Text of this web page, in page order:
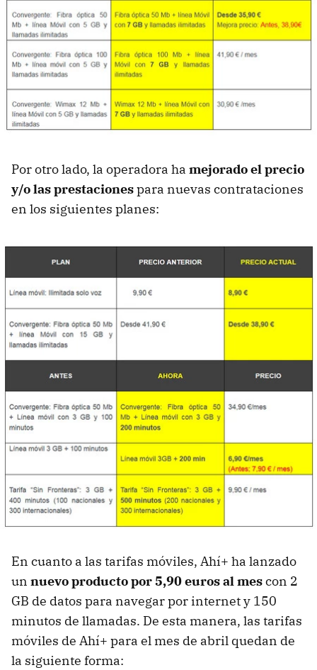
Por otro lado, la operadora ha mejorado el precio
y/o las prestacionespara nuevas contrataciones
en los siguientes planes:
En cuanto a las tarifas móviles, Ahí+ ha lanzado
un nuevo producto por 5,90 euros al mescon 2
GB de datos para navegar por internet y 150
minutos de llamadas. De esta manera, las tarifas
móviles de Ahí+ para el mes de abril quedan de
la siguiente forma: